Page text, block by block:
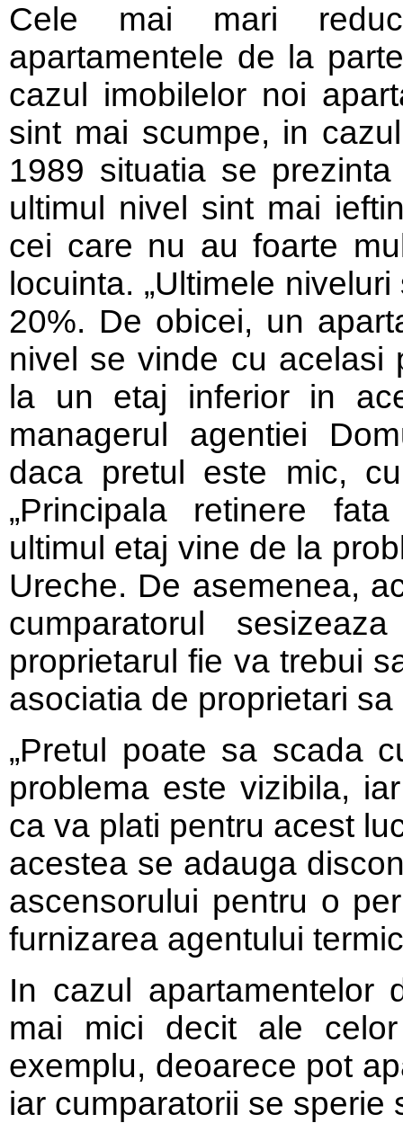
Cele mai mari
apartamentele de la
cazul imobilelor noi
sint mai scumpe, in
1989 situatia se
ultimul nivel sint mai
cei care nu au foarte
locuinta. „Ultimele
20%. De obicei, un
nivel se vinde cu acelasi
la un etaj inferior in
managerul agentiei
daca pretul este mic,
„Principala retinere
ultimul etaj vine de la
Ureche. De asemenea,
cumparatorul
proprietarul fie va trebui
asociatia de proprietari
„Pretul poate sa scada
problema este vizibila,
ca va plati pentru acest
acestea se adauga
ascensorului pentru o
furnizarea agentului
In cazul apartamentelor
mai mici decit ale
exemplu, deoarece pot
iar cumparatorii se sperie